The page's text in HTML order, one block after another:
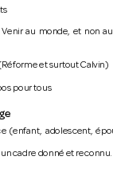
Venir au  monde, et  non
et surtout Calvin)
pour tous
(enfant, adolescent,
cadre donné et